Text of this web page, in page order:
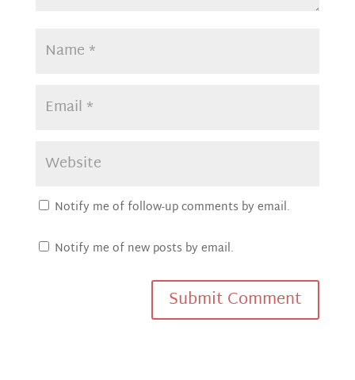
Notify me of follow-up comments by email.
Notify me of new posts by email.